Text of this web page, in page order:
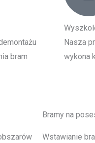
bram
Nasza
wykona
Bramy na
Wstawianie